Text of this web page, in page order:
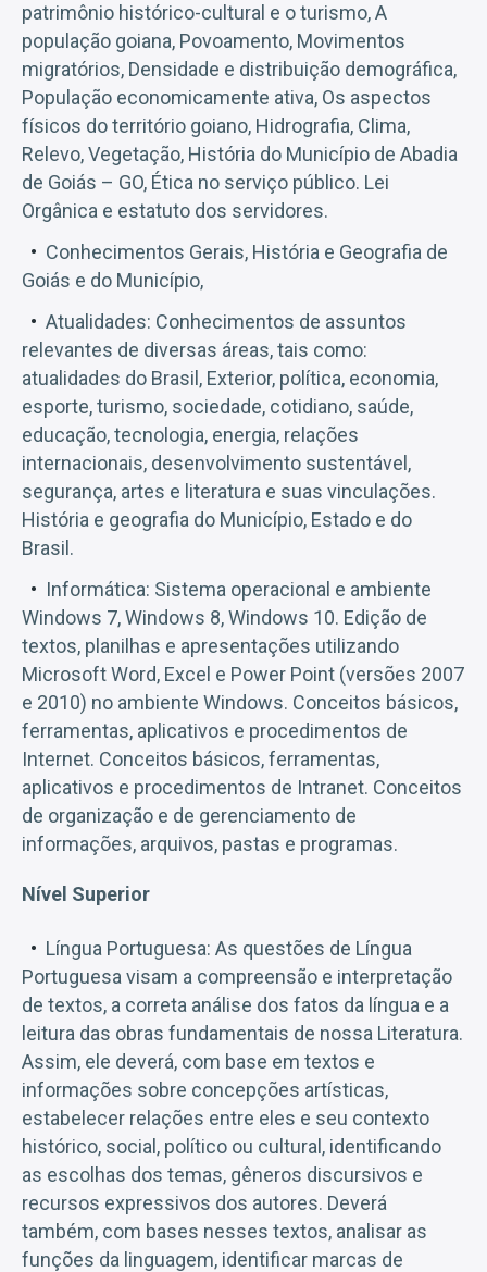
patrimônio histórico-cultural e o turismo, A
população goiana, Povoamento, Movimentos
migratórios, Densidade e distribuição demográfica,
População economicamente ativa, Os aspectos
físicos do território goiano, Hidrografia, Clima,
Relevo, Vegetação, História do Município de Abadia
de Goiás – GO, Ética no serviço público. Lei
Orgânica e estatuto dos servidores.
Conhecimentos Gerais, História e Geografia de
Goiás e do Município,
Atualidades: Conhecimentos de assuntos
relevantes de diversas áreas, tais como:
atualidades do Brasil, Exterior, política, economia,
esporte, turismo, sociedade, cotidiano, saúde,
educação, tecnologia, energia, relações
internacionais, desenvolvimento sustentável,
segurança, artes e literatura e suas vinculações.
História e geografia do Município, Estado e do
Brasil.
Informática: Sistema operacional e ambiente
Windows 7, Windows 8, Windows 10. Edição de
textos, planilhas e apresentações utilizando
Microsoft Word, Excel e Power Point (versões 2007
e 2010) no ambiente Windows. Conceitos básicos,
ferramentas, aplicativos e procedimentos de
Internet. Conceitos básicos, ferramentas,
aplicativos e procedimentos de Intranet. Conceitos
de organização e de gerenciamento de
informações, arquivos, pastas e programas.
Nível Superior
Língua Portuguesa: As questões de Língua
Portuguesa visam a compreensão e interpretação
de textos, a correta análise dos fatos da língua e a
leitura das obras fundamentais de nossa Literatura.
Assim, ele deverá, com base em textos e
informações sobre concepções artísticas,
estabelecer relações entre eles e seu contexto
histórico, social, político ou cultural, identificando
as escolhas dos temas, gêneros discursivos e
recursos expressivos dos autores. Deverá
também, com bases nesses textos, analisar as
funções da linguagem, identificar marcas de